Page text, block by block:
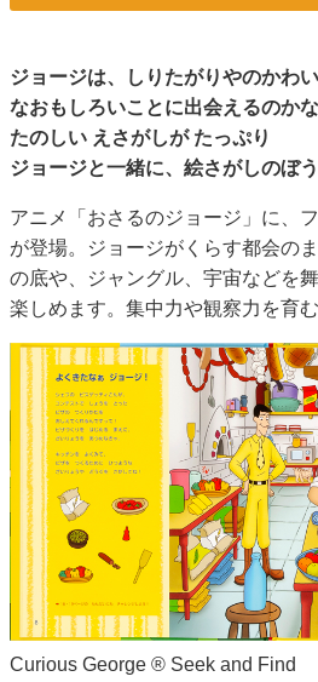
ジョージは、しりたがりやのかわ
なおもしろいことに出会えるのか
たのしい えさがしが たっぷり
ジョージと一緒に、絵さがしのぼ
アニメ「おさるのジョージ」に、
が登場。ジョージがくらす都会の
の底や、ジャングル、宇宙などを
楽しめます。集中力や観察力を育
Curious George ® Seek and Find